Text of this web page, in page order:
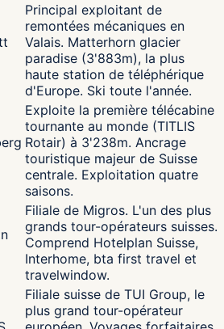
Principal exploitant de
remontées mécaniques en
Valais. Matterhorn glacier
paradise (3'883m), la plus
haute station de téléphérique
d'Europe. Ski toute l'année.
Exploite la première télécabine
tournante au monde (TITLIS
Rotair) à 3'238m. Ancrage
touristique majeur de Suisse
centrale. Exploitation quatre
saisons.
Filiale de Migros. L'un des plus
grands tour-opérateurs suisses.
Comprend Hotelplan Suisse,
Interhome, bta first travel et
travelwindow.
Filiale suisse de TUI Group, le
plus grand tour-opérateur